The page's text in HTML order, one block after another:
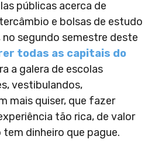
públicas acerca de
e bolsas de estudo
no segundo semestre deste
todas as capitais do
a galera de escolas
vestibulandos,
mais quiser, que fazer
tão rica, de valor
dinheiro que pague.